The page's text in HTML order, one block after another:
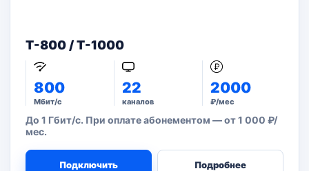
T-800 / T-1000
800
Мбит/с
22
каналов
2000
₽/мес
До 1 Гбит/с. При оплате абонементом — от 1 000 ₽/
мес.
Подключить Подробнее